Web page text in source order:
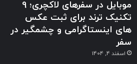
موبایل در سفرهای لاکچری؛ 9
تکنیک ترند برای ثبت عکس
های اینستاگرامی و چشمگیر در
سفر
اسفند 4, 1404